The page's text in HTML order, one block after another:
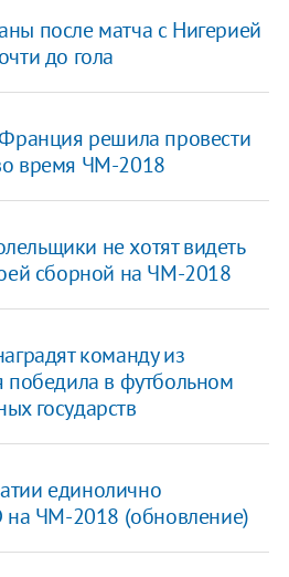
после матча с Нигерией
до гола
решила провести
время ЧМ-2018
не хотят видеть
сборной на ЧМ-2018
команду из
победила в футбольном
государств
единолично
на ЧМ-2018 (обновление)